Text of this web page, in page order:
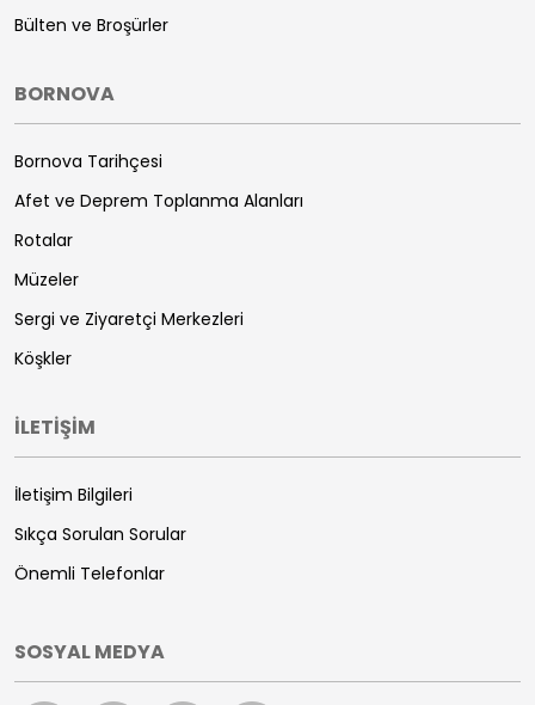
Bülten ve Broşürler
BORNOVA
Bornova Tarihçesi
Afet ve Deprem Toplanma Alanları
Rotalar
Müzeler
Sergi ve Ziyaretçi Merkezleri
Köşkler
İLETİŞİM
İletişim Bilgileri
Sıkça Sorulan Sorular
Önemli Telefonlar
SOSYAL MEDYA